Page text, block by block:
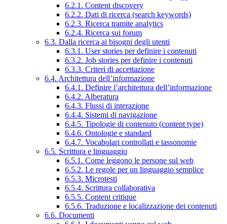
6.2.1. Content discovery
6.2.2. Dati di ricerca (search keywords)
6.2.3. Ricerca tramite analytics
6.2.4. Ricerca sui forum
6.3. Dalla ricerca ai bisogni degli utenti
6.3.1. User stories per definire i contenuti
6.3.2. Job stories per definire i contenuti
6.3.3. Criteri di accettazione
6.4. Architettura dell’informazione
6.4.1. Definire l’architettura dell’informazione
6.4.2. Alberatura
6.4.3. Flussi di interazione
6.4.4. Sistemi di navigazione
6.4.5. Tipologie di contenuto (content type)
6.4.6. Ontologie e standard
6.4.7. Vocabolari controllati e tassonomie
6.5. Scrittura e linguaggio
6.5.1. Come leggono le persone sul web
6.5.2. Le regole per un linguaggio semplice
6.5.3. Microtesti
6.5.4. Scrittura collaborativa
6.5.5. Content critique
6.5.6. Traduzione e localizzazione dei contenuti
6.6. Documenti